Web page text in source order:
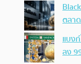
ตลา
แบง
ลง